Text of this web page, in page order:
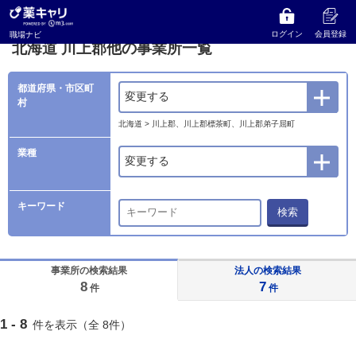
職場ナビ ログイン 会員登録
薬キャリ 職場ナビ 川上郡他の事業所一覧
北海道 川上郡他の事業所一覧
都道府県・市区町
村
変更する
北海道 > 川上郡、川上郡標茶町、川上郡弟子屈町
業種
変更する
キーワード 検索
事業所の検索結果
8 件
法人の検索結果
7 件
1 - 8 件を表示（全 8件）